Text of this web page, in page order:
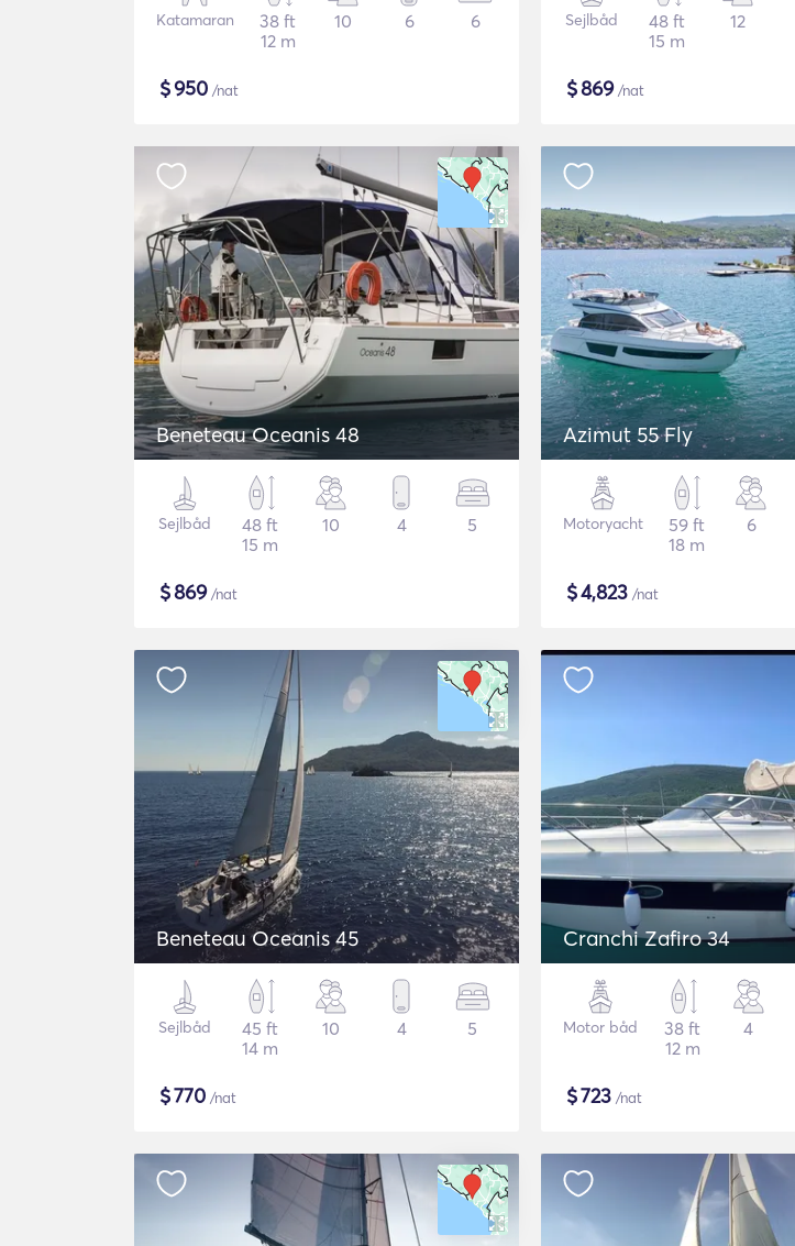
Katamaran
38 ft
12 m
10 6 6
$950 /nat
Sejlbåd
48 ft
15 m
12
$869/nat
Beneteau Oceanis 48
Sejlbåd
48 ft
15 m
10 4 5
$869/nat
Azimut 55 Fly
Motoryacht
59 ft
18 m
6
$4,823 /nat
Beneteau Oceanis 45
Sejlbåd
45 ft
14 m
10 4 5
$770 /nat
Cranchi Zafiro 34
Motor båd
38 ft
12 m
4
$723 /nat